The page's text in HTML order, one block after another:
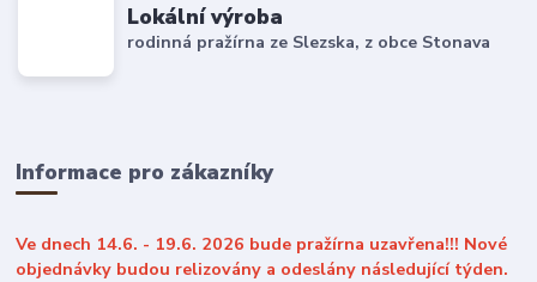
Lokální výroba
rodinná pražírna ze Slezska, z obce Stonava
Informace pro zákazníky
Ve dnech 14.6. - 19.6. 2026 bude pražírna uzavřena!!! Nové
objednávky budou relizovány a odeslány následující týden.